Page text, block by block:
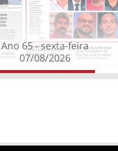
Ano 65 - sexta-feira
07/08/2026